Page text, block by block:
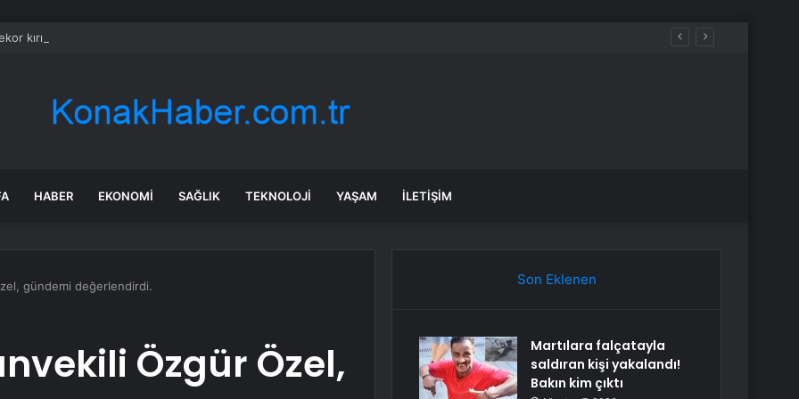
kırıldı: Pentagon’u geride bırakan dev bina
HABER EKONOMI SAĞLIK TEKNOLOJI YAŞAM İLETIŞIM
gündemi değerlendirdi.
Özgür Özel,
Son Eklenen
Martılara falçatayla
saldıran kişi yakalandı!
Bakın kim çıktı